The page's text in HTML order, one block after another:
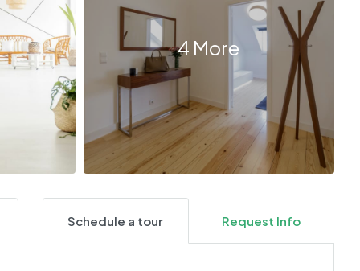
4 More
Schedule a tour Request Info